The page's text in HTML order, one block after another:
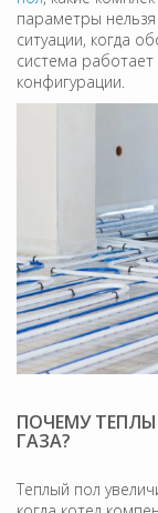
параметры нельзя
ситуации, когда
система
конфигурации.
ПОЧЕМУ
ГАЗА?
Теплый пол